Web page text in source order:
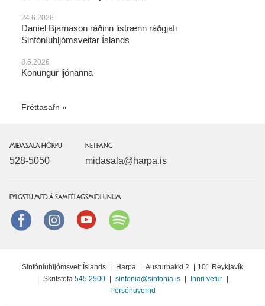
24.6.2026
Daníel Bjarnason ráðinn listrænn ráðgjafi
Sinfóníuhljómsveitar Íslands
8.6.2026
Konungur ljónanna
Fréttasafn
MIÐASALA HÖRPU
528-5050
NETFANG
midasala@harpa.is
FYLGSTU MEÐ Á SAMFÉLAGSMIÐLUNUM
FacebookinstagramYoutube
Sinfóníuhljómsveit Íslands Harpa Austurbakki 2
101 Reykjavík
Skrifstofa 545 2500 sinfonia@sinfonia.is Innri vefur
Persónuvernd